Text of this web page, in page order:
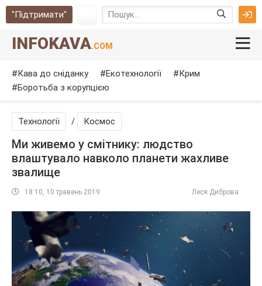
"Підтримати"
INFOKAVA.COM
Кава до сніданку Екотехнології
Крим
Боротьба з корупцією
Технології / Космос
Ми живемо у смітнику: людство
влаштувало навколо планети жахливе
звалище
18:10, 10 травень 2019 Леся Диброва